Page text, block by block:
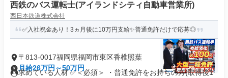
西鉄のバス運転士(アイランドシティ自動車営業所)
西日本鉄道株式会社
✅入社祝金あり！3ヵ月後に10万円支給✨普通免許だけで応募◎
〒813-0017福岡県福岡市東区香椎照葉
月給26万円～50万円
求めている人材 ✅＜必須＞ ・普通免許をお持ちの方(取得後1